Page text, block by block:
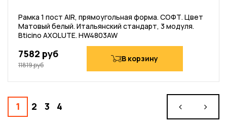
Рамка 1 пост AIR, прямоугольная форма. СОФТ. Цвет
Матовый белый. Итальянский стандарт, 3 модуля.
Bticino AXOLUTE. HW4803AW
7582 руб
11819 руб
В корзину
1 2 3 4